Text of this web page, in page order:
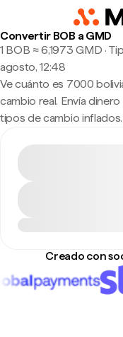
Convertir BOB a GMD
1 BOB ≈ 6,1973 GMD ·
agosto, 12:48
Ve cuánto es 7000
cambio real. Envía
tipos de cambio inflados.
Creado con